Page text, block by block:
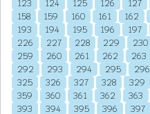
123
124 125 126 127
158
159 160 161 162
193
194 195 196 197
226
227 228 229 230
259
260 261 262 263
292
293 294 295 296
325
326 327 328 329
359
360 361 362 363
393
394 395 396 397